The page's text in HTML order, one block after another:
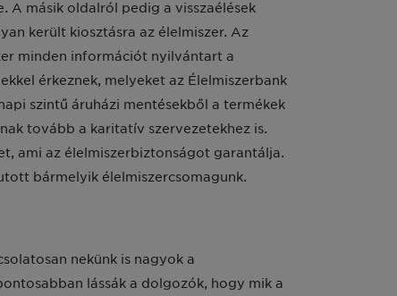
A másik oldalról pedig a visszaélések
került kiosztásra az élelmiszer. Az
minden információt nyilvántart a
érkeznek, melyeket az Élelmiszerbank
szintű áruházi mentésekből a termékek
tovább a karitatív szervezetekhez is.
ami az élelmiszerbiztonságot garantálja.
bármelyik élelmiszercsomagunk.
nekünk is nagyok a
lássák a dolgozók, hogy mik a